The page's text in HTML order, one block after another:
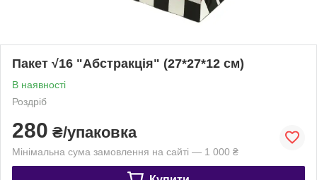
Пакет √16 "Абстракція" (27*27*12 см)
В наявності
Роздріб
280 ₴/упаковка
Мінімальна сума замовлення на сайті — 1 000 ₴